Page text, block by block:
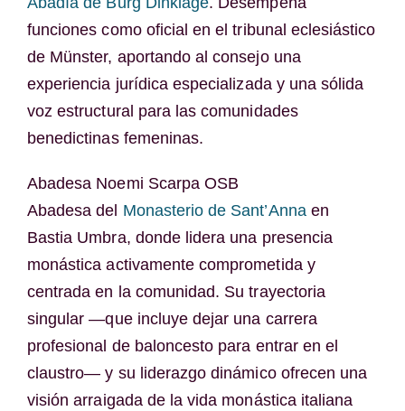
funciones como oficial en el tribunal eclesiástico
de Münster, aportando al consejo una
experiencia jurídica especializada y una sólida
voz estructural para las comunidades
benedictinas femeninas.
Abadesa Noemi Scarpa OSB
Abadesa del Monasterio de Sant’Annaen
Bastia Umbra, donde lidera una presencia
monástica activamente comprometida y
centrada en la comunidad. Su trayectoria
singular —que incluye dejar una carrera
profesional de baloncesto para entrar en el
claustro— y su liderazgo dinámico ofrecen una
visión arraigada de la vida monástica italiana